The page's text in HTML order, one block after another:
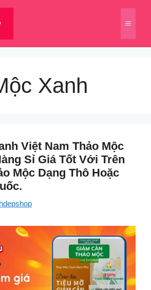
Menu
Xanh
Việt Nam Thảo Mộc
Sỉ Giá Tốt Với Trên
Mộc Dạng Thô Hoặc